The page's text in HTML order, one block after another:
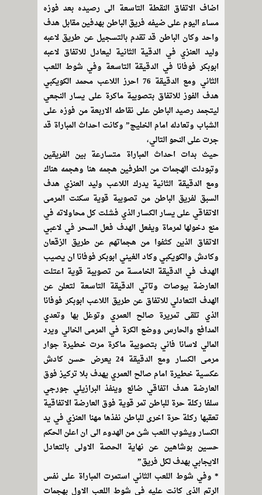
اضاف الاتفاق النقطة التاسعة الى رصيده بعد فوزه
مساء اليوم على ضيفه فريق الباطن بهدفين مقابل هدف
واحد وكان الباطن قد تقدم بالتسجيل عن طريق لاعبه
وليد العنزي في الدقية الثانية ليعادل للاتفاق لاعبه
ابوبكر فوفانا في الدقيقة التاسعة وفي شوط اللعب
الثاني ومع الدقيقة 76 احرز اللاعب محمد الكويكبي
هدف الفوز للاتفاق بتصويبة ماكرة على يسار النجعي
ليتجمد رصيد الباطن على نقاطه الاربعة من فوزه على
الشباب وتعادله امام الخليج” وكانت احداث المباراة قد
جرت على النحو التالي،
حيث بدات احداث المباراة متسارعة بين الفريقين
وتبودلت الهجمات من الطرفين هجمه هنا وهجمه هناك
ومع الدقيقة الثانية يدرك اللاعب وليد العنزي هدف
السبق لفريق الباطن من تصويبة قوية سكنت المرمى
الاتفاقي على يسار الكسار الذي فشلت كل محاولاته في
منع دخولها لمرماة ويفعل الهدف فعل السحر في لاعبي
الاتفاق الذين كثفوا من هجماتهم عن طريق الزقعان
وكادش والكويكبي وكاد الغيني ابوبكر فوفانا ان يصيب
الهدف في الدقيقة الخامسة من تصويبة قوية اعتلت
العارضة ببوصات وتاتي الدقيقة التاسعة لتعلن عن
الهدف التعادلي للاتفاق عن طريق اللاعب ابوبكر فوفانا
الذي تلقى تمريرة صالح العمري وتوغل بها وتعدي
المدافع والحارس ووضع الكرة في المرمى الخالي ويرد
المالي لاسانا فاني بتصويبة ماكرة مرت خطيرة جوار
مرمى الكسار ومع الدقيقة 24 يعرض حسن كادش
عكسية خطيرة امام صالح العمري يهدف بلا تركيز فوق
العارضة هدف اتفاقي ضائع وينفذ البرازيلي جورجي
سلفا ركلة حرة للباطن تمر قوية فوق العارضة الاتفاقية
تعقبها ركلة حرة اخرى للباطن نفذها مهنا العنزي في يد
الكسار ويشوب اللعب شئ من الهدوء الى ان اعلن الحكم
حسين بوشاهين عن نهاية الحصة الاولى بالتعادل
الايجابي بهدف لكل فريق”
* وفي شوط اللعب الثاني استمرت المباراة على نفس
الرتم الذي كانت عليه في شوط اللعب الاول بهجمات